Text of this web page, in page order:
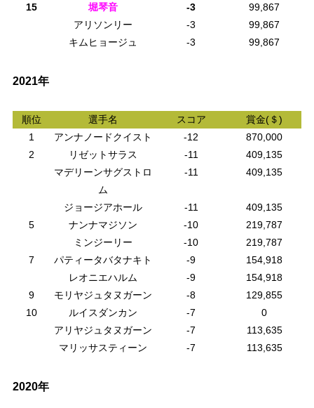
15
堀琴音 -3
99,867
アリソンリー
-3
99,867
キムヒョージュ
-3 99,867
2021年
順位 選手名 スコア
賞金(＄)
1
アンナノードクイスト -12
870,000
2
リゼットサラス -11
409,135
マデリーンサグストロ
ム
-11 409,135
ジョージアホール -11
409,135
5
ナンナマジソン -10
219,787
ミンジーリー
-10
219,787
7
パティータバタナキト -9
154,918
レオニエハルム
-9
154,918
9
モリヤジュタヌガーン -8
129,855
10
ルイスダンカン -7
0
アリヤジュタヌガーン
-7
113,635
マリッサスティーン
-7 113,635
2020年